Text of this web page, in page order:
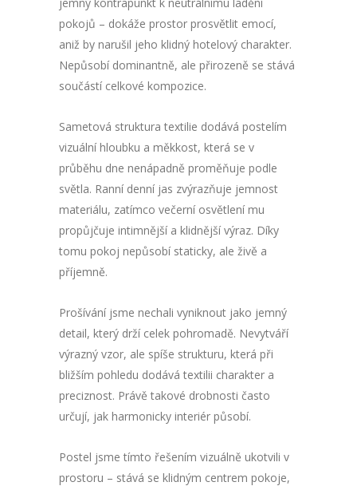
pokojů – dokáže prostor prosvětlit emocí,
aniž by narušil jeho klidný hotelový charakter.
Nepůsobí dominantně, ale přirozeně se stává
součástí celkové kompozice.
Sametová struktura textilie dodává postelím
vizuální hloubku a měkkost, která se v
průběhu dne nenápadně proměňuje podle
světla. Ranní denní jas zvýrazňuje jemnost
materiálu, zatímco večerní osvětlení mu
propůjčuje intimnější a klidnější výraz. Díky
tomu pokoj nepůsobí staticky, ale živě a
příjemně.
Prošívání jsme nechali vyniknout jako jemný
detail, který drží celek pohromadě. Nevytváří
výrazný vzor, ale spíše strukturu, která při
bližším pohledu dodává textilii charakter a
preciznost. Právě takové drobnosti často
určují, jak harmonicky interiér působí.
Postel jsme tímto řešením vizuálně ukotvili v
prostoru – stává se klidným centrem pokoje,